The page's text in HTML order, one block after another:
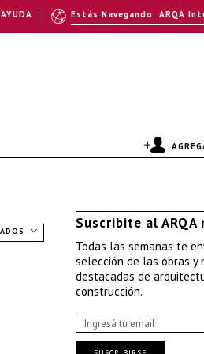
Suscribite al ARQA
Todas las semanas te
selección de las obras y
destacadas de
construcción.
Estás Navegando: ARQA
AYUDA